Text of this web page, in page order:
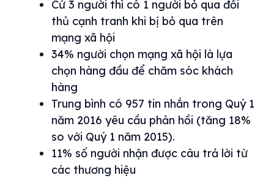
Cứ 3 người thì có 1 người bỏ qua đối
thủ cạnh tranh khi bị bỏ qua trên
mạng xã hội
34% người chọn mạng xã hội là lựa
chọn hàng đầu để chăm sóc khách
hàng
Trung bình có 957 tin nhắn trong Quý 1
năm 2016 yêu cầu phản hồi (tăng 18%
so với Quý 1 năm 2015).
11% số người nhận được câu trả lời từ
các thương hiệu